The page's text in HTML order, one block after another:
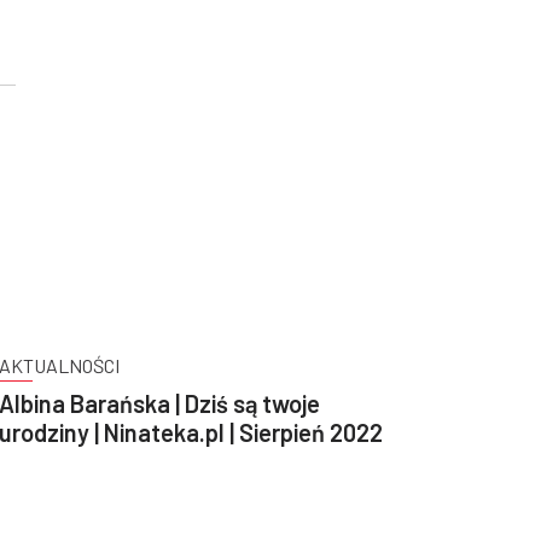
Barańska | Dziś są twoje
| Ninateka.pl | Sierpień 2022